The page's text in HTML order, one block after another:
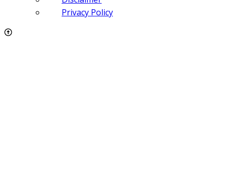
Privacy Policy